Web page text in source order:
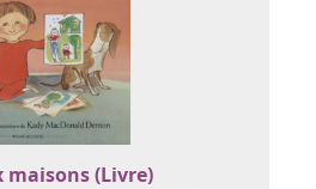
maisons (Livre)